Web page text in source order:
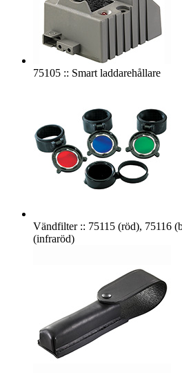
75105 :: Smart laddarehållare
Vändfilter :: 75115 (röd), 75116
(infraröd)